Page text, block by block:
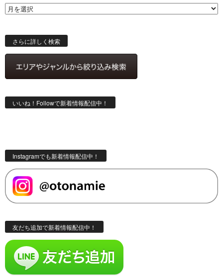
ス
索
さらに詳しく検索
いいね！Followで新着情報配信中！
Instagramでも新着情報配信中！
友だち追加で新着情報配信中！